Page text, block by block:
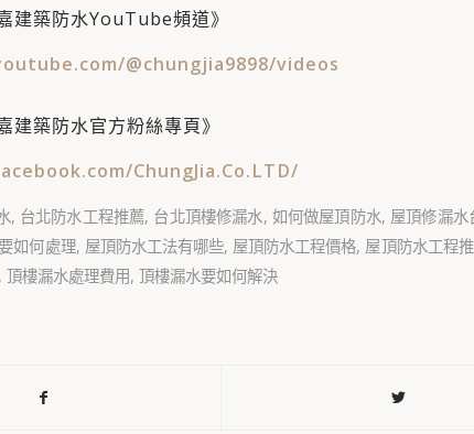
建築防水YouTube頻道》
@chungjia9898/videos
建築防水官方粉絲專頁》
ChungJia.Co.LTD/
, 台北防水工程推薦, 台北頂樓修漏水, 如何做屋頂防水, 屋頂修漏水
如何處理, 屋頂防水工法有哪些, 屋頂防水工程價格, 屋頂防水工程
, 頂樓漏水處理費用, 頂樓漏水要如何解決